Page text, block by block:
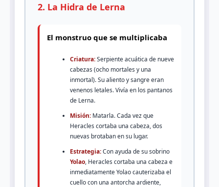
2. La Hidra de Lerna
El monstruo que se multiplicaba
Criatura:Serpiente acuática de nueve
cabezas (ocho mortales y una
inmortal). Su aliento y sangre eran
venenos letales. Vivía en los pantanos
de Lerna.
Misión: Matarla. Cada vez que
Heracles cortaba una cabeza, dos
nuevas brotaban en su lugar.
Estrategia:Con ayuda de su sobrino
Yolao, Heracles cortaba una cabeza e
inmediatamente Yolao cauterizaba el
cuello con una antorcha ardiente,